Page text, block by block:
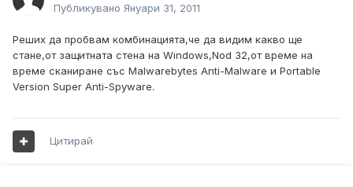
Публикувано Януари 31, 2011
Реших да пробвам комбинацията,че да видим какво ще
стане,от защитната стена на Windows,Nod 32,от време на
време сканиране със Malwarebytes Anti-Malware и Portable
Version Super Anti-Spyware.
Цитирай